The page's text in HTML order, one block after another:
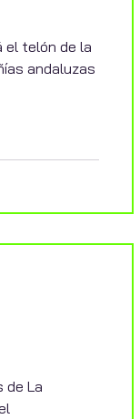
el telón de la
andaluzas
de La